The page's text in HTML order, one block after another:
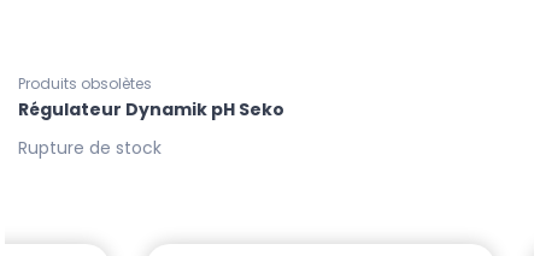
Produits obsolètes
Régulateur Dynamik pH Seko
Rupture de stock